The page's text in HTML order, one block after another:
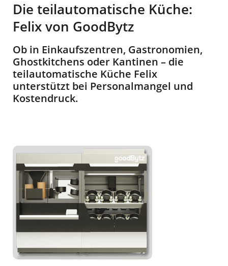
Die teilautomatische Küche:
Felix von GoodBytz
Ob in Einkaufszentren, Gastronomien,
Ghostkitchens oder Kantinen – die
teilautomatische Küche Felix
unterstützt bei Personalmangel und
Kostendruck.